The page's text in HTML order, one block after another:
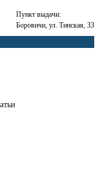
Пункт выдачи:
Боровичи, ул. Тинская, 33